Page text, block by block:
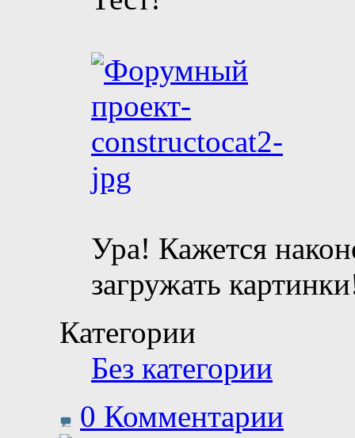
Ура! Кажется
загружать
Категории
Без категории
0 Комментарии